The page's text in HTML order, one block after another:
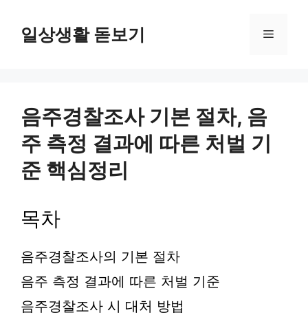
일상생활 돋보기 메
음주경찰조사 기본 절차, 음
주 측정 결과에 따른 처벌 기
준 핵심정리
목차
음주경찰조사의 기본 절차
음주 측정 결과에 따른 처벌 기준
음주경찰조사 시 대처 방법